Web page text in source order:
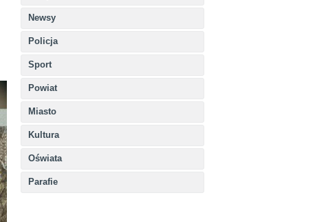
Newsy
Policja
Sport
Powiat
Miasto
Kultura
Oświata
Parafie